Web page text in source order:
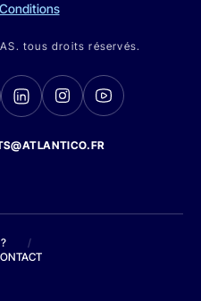
tous droits réservés.
/